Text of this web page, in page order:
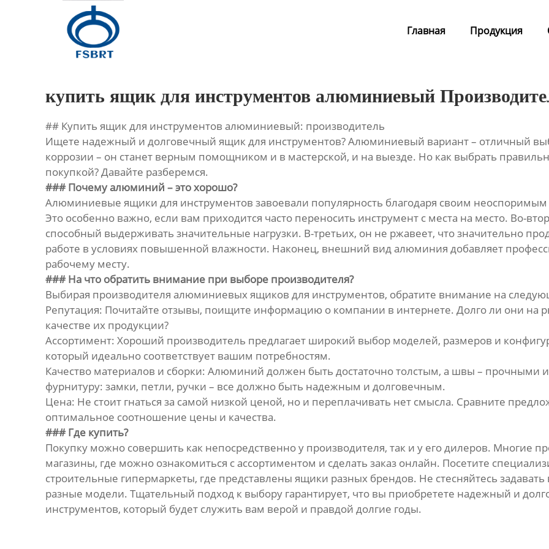
Главная Продукция
Контакты
купить ящик для инструментов алюминиевый
## Купить ящик для инструментов алюминиевый: производитель
Ищете надежный и долговечный ящик для инструментов? Алюминиевый вариант – отличный
коррозии – он станет верным помощником и в мастерской, и на выезде. Но как выбрать
покупкой? Давайте разберемся.
### Почему алюминий – это хорошо?
Алюминиевые ящики для инструментов завоевали популярность благодаря своим
Это особенно важно, если вам приходится часто переносить инструмент с места на место. Во-
способный выдерживать значительные нагрузки. В-третьих, он не ржавеет, что значительно
работе в условиях повышенной влажности. Наконец, внешний вид алюминия добавляет
рабочему месту.
### На что обратить внимание при выборе производителя?
Выбирая производителя алюминиевых ящиков для инструментов, обратите внимание на
Репутация: Почитайте отзывы, поищите информацию о компании в интернете. Долго ли они на
качестве их продукции?
Ассортимент: Хороший производитель предлагает широкий выбор моделей, размеров и
который идеально соответствует вашим потребностям.
Качество материалов и сборки: Алюминий должен быть достаточно толстым, а швы – прочными
фурнитуру: замки, петли, ручки – все должно быть надежным и долговечным.
Цена: Не стоит гнаться за самой низкой ценой, но и переплачивать нет смысла. Сравните
оптимальное соотношение цены и качества.
### Где купить?
Покупку можно совершить как непосредственно у производителя, так и у его дилеров. Многие
магазины, где можно ознакомиться с ассортиментом и сделать заказ онлайн. Посетите
строительные гипермаркеты, где представлены ящики разных брендов. Не стесняйтесь
разные модели. Тщательный подход к выбору гарантирует, что вы приобретете надежный и
инструментов, который будет служить вам верой и правдой долгие годы.